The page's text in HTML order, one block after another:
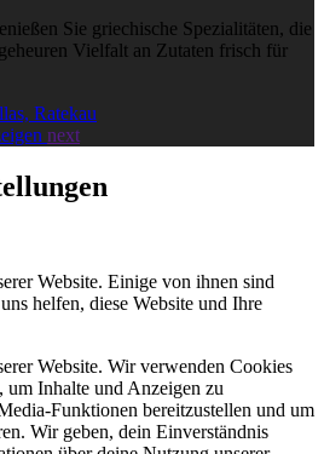
Sie griechische Spezialitäten, die
Vielfalt an Zutaten frisch für
Ratekau
next
Website. Einige von ihnen sind
helfen, diese Website und Ihre
Website. Wir verwenden Cookies
Inhalte und Anzeigen zu
Funktionen bereitzustellen und um
Wir geben, dein Einverständnis